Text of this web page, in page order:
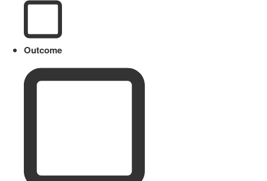
Outcome